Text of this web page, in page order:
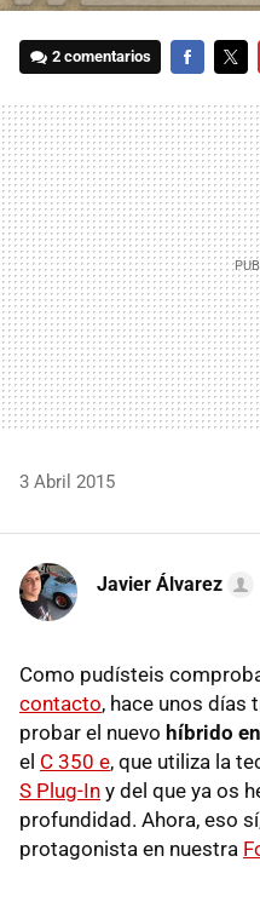
2 comentarios
3 Abril 2015
Javier Álvarez
Como pudísteis
contacto, hace unos días
probar el nuevo híbrido
el C 350 e, que utiliza la
S Plug-In y del que ya os
profundidad. Ahora, eso
protagonista en nuestra